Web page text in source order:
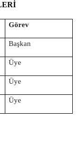
Görev
Başkan
Üye
Üye
Üye